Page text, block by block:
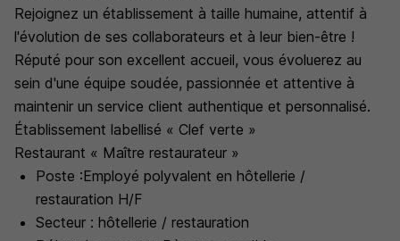
Rejoignez un établissement à taille humaine, attentif à
l'évolution de ses collaborateurs et à leur bien-être !
Réputé pour son excellent accueil, vous évoluerez au
sein d'une équipe soudée, passionnée et attentive à
maintenir un service client authentique et personnalisé.
Établissement labellisé « Clef verte »
Restaurant « Maître restaurateur »
Poste :Employé polyvalent en hôtellerie /
restauration H/F
Secteur : hôtellerie / restauration